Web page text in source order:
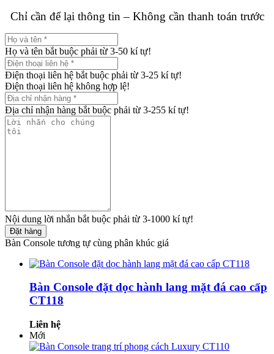
Chỉ cần để lại thông tin – Không cần thanh toán trước
Họ và tên bắt buộc phải từ 3-50 kí tự!
Điện thoại liên hệ bắt buộc phải từ 3-25 kí tự!
Điện thoại liên hệ không hợp lệ!
Địa chỉ nhận hàng bắt buộc phải từ 3-255 kí tự!
Nội dung lời nhắn bắt buộc phải từ 3-1000 kí tự!
Đặt hàng
Bàn Console tương tự cùng phân khúc giá
Bàn Console đặt dọc hành lang mặt đá cao cấp
CT118
Liên hệ
Mới